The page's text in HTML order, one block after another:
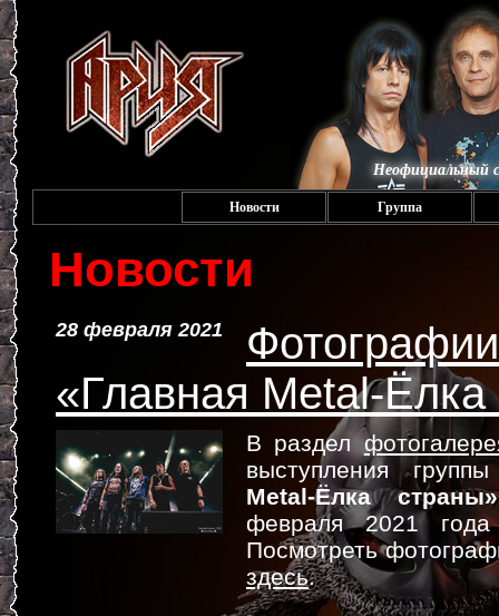
Неофициальный
Новости Группа
Новости
28 февраля 2021
«Главная Metal-
В раздел
выступления
Metal-Ёлка страны»
февраля 2021
Посмотреть
здесь.